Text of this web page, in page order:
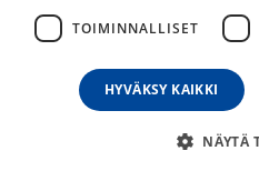
laatusuhteella.
työmatkoille, hiekkateille,
mihin ikinä pyörää tarvitsetkaan.
TOIMINNALLISET
HYVÄKSY KAIKKI
NÄYTÄ